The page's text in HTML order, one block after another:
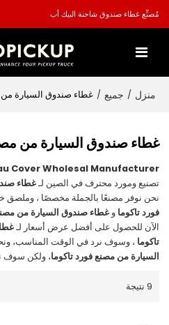
مُصنِّع غطاء صندوق شاحنة البيك أب
منزل / جميع / غطاء صندوق السيارة من
غطاء صندوق السيارة من
Cover Wholesal Manufacturer
تصنيع ومورد محترف في الصين لـغطاء
نحن نوفر مصنعًا بالجملة مخصصًا ،
فورد تاكوما وغطاء صندوق السيارة من
الآن للحصول على أفضل عرض أسعار لـ
تاكوما ، وسوف نرد في الوقت المناسب،
السيارة من مصنع فورد تاكوما، ولكن سوف
9 نتيجة